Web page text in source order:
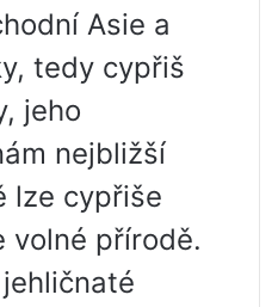
Asie a
tedy cypřiš
jeho
nejbližší
lze cypřiše
volné přírodě.